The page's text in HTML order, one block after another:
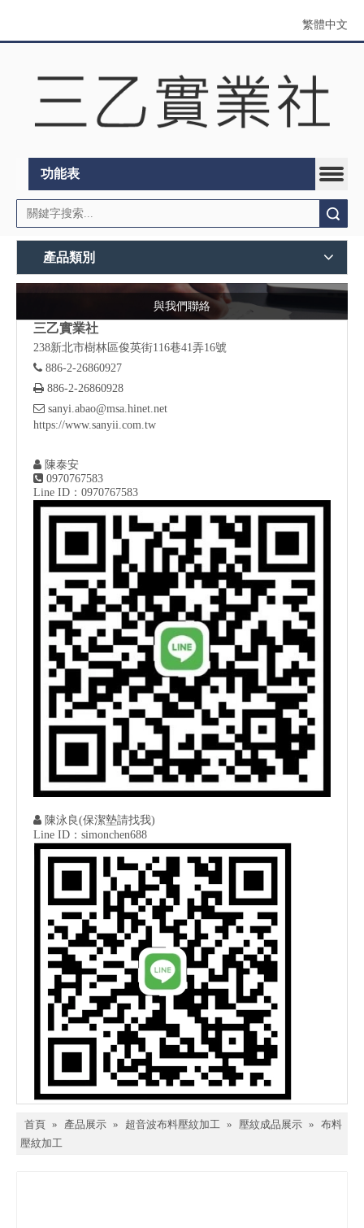
繁體中文
功能表
產品類別
與我們聯絡
三乙實業社
238新北市樹林區俊英街116巷41弄16號
 886-2-26860927
 886-2-26860928
 sanyi.abao@msa.hinet.net
https://www.sanyii.com.tw
 陳泰安
 0970767583
Line ID：0970767583
 陳泳良(保潔墊請找我)
Line ID：simonchen688
首頁 » 產品展示 » 超音波布料壓紋加工 » 壓紋成品展示 » 布料
壓紋加工